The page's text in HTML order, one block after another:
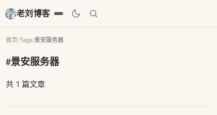
老刘博客
首页/Tags/景安服务器
#景安服务器
共 1 篇文章